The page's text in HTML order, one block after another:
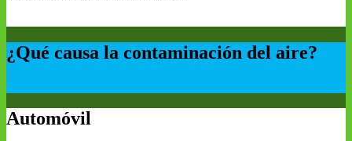
¿Qué causa la contaminación del aire?
Automóvil